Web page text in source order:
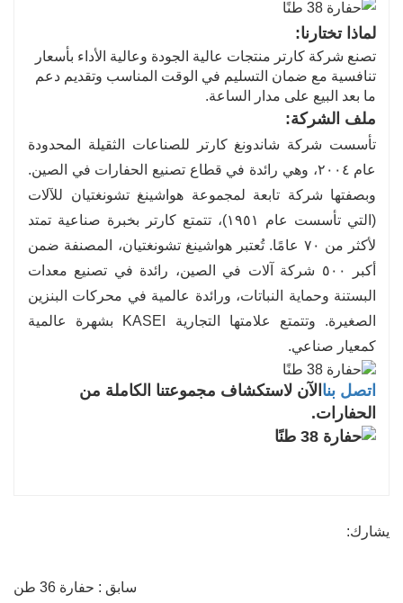
لماذا تختارنا:
تصنع شركة كارتر منتجات عالية الجودة وعالية الأداء بأسعار
تنافسية مع ضمان التسليم في الوقت المناسب وتقديم دعم
ما بعد البيع على مدار الساعة.
ملف الشركة:
تأسست شركة شاندونغ كارتر للصناعات الثقيلة المحدودة
عام ٢٠٠٤، وهي رائدة في قطاع تصنيع الحفارات في الصين.
وبصفتها شركة تابعة لمجموعة هواشينغ تشونغتيان للآلات
(التي تأسست عام ١٩٥١)، تتمتع كارتر بخبرة صناعية تمتد
لأكثر من ٧٠ عامًا. تُعتبر هواشينغ تشونغتيان، المصنفة ضمن
أكبر ٥٠٠ شركة آلات في الصين، رائدة في تصنيع معدات
البستنة وحماية النباتات، ورائدة عالمية في محركات البنزين
الصغيرة. وتتمتع علامتها التجارية KASEI بشهرة عالمية
كمعيار صناعي.
اتصل بنا الآن لاستكشاف مجموعتنا الكاملة من
الحفارات.
يشارك:
سابق : حفارة 36 ​​طن